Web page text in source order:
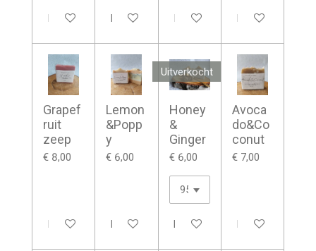
In winkelwagenIn winkelwagenIn winkelwagenIn winkelwagen
Grapef
ruit
zeep
€ 8,00
In winkelwagen
Lemon
&Popp
y
€ 6,00
In winkelwagen
Uitverkocht
Honey
&
Ginger
€ 6,00
Houd mij op de hoogte
Avoca
do&Co
conut
€ 7,00
In winkelwagen